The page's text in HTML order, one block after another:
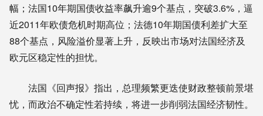
幅；法国10年期国债收益率飙升逾9个基点，突破3.6%，逼
近2011年欧债危机时期高位；法德10年期国债利差扩大至
88个基点，风险溢价显著上升，反映出市场对法国经济及
欧元区稳定性的担忧。
法国《回声报》指出，总理频繁更迭使财政整顿前景堪
忧，而政治不确定性若持续，将进一步削弱法国经济韧性。